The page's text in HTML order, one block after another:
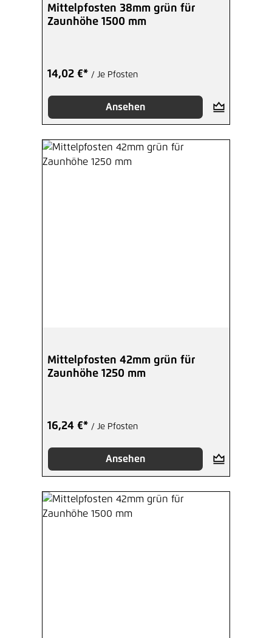
Mittelpfosten 38mm grün für
Zaunhöhe 1500 mm
14,02 €* / Je Pfosten
Ansehen
Mittelpfosten 42mm grün für
Zaunhöhe 1250 mm
16,24 €* / Je Pfosten
Ansehen